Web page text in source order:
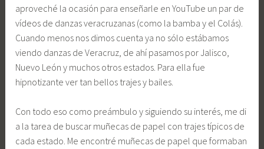
aproveché la ocasión para enseñarle en YouTube un par de
vídeos de danzas veracruzanas (como la bamba y el Colás).
Cuando menos nos dimos cuenta ya no sólo estábamos
viendo danzas de Veracruz, de ahí pasamos por Jalisco,
Nuevo León y muchos otros estados. Para ella fue
hipnotizante ver tan bellos trajes y bailes.
Con todo eso como preámbulo y siguiendo su interés, me di
a la tarea de buscar muñecas de papel con trajes típicos de
cada estado. Me encontré muñecas de papel que formaban